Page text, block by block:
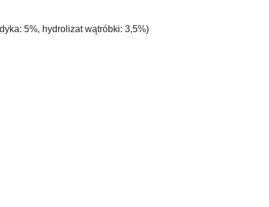
5%, hydrolizat wątróbki: 3,5%)